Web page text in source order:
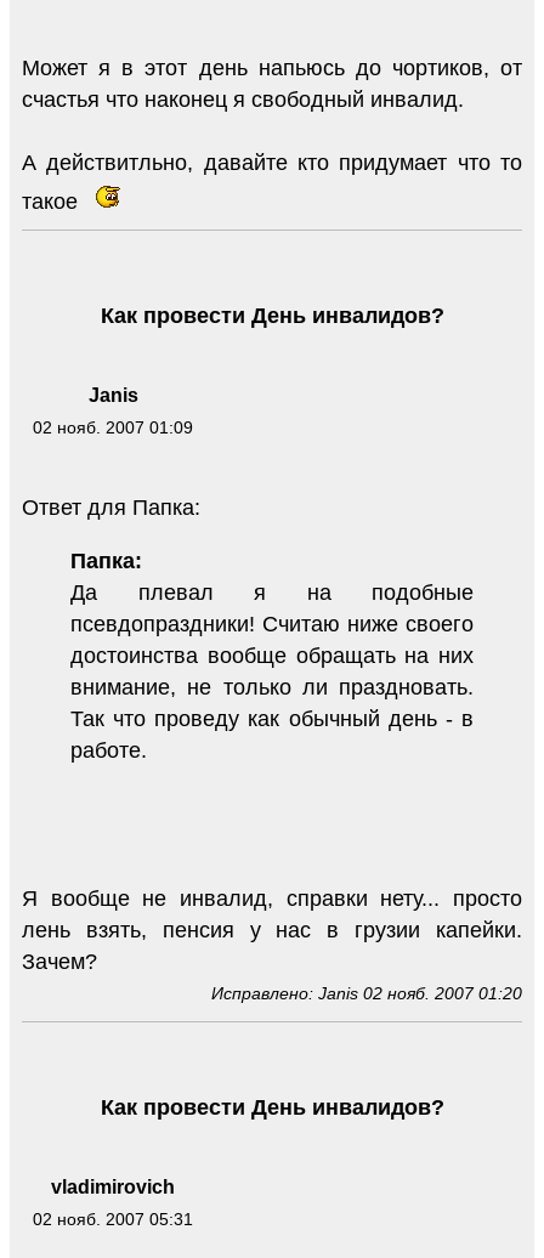
Может я в этот день напьюсь до чортиков, от
счастья что наконец я свободный инвалид.
А действитльно, давайте кто придумает что то
такое
Janis
02 нояб. 2007 01:09
Как провести День инвалидов?
Ответ для Папка:
Папка:
Да плевал я на подобные
псевдопраздники! Считаю ниже своего
достоинства вообще обращать на них
внимание, не только ли праздновать.
Так что проведу как обычный день - в
работе.
Я вообще не инвалид, справки нету... просто
лень взять, пенсия у нас в грузии капейки.
Зачем?
Исправлено: Janis 02 нояб. 2007 01:20
vladimirovich
02 нояб. 2007 05:31
Как провести День инвалидов?